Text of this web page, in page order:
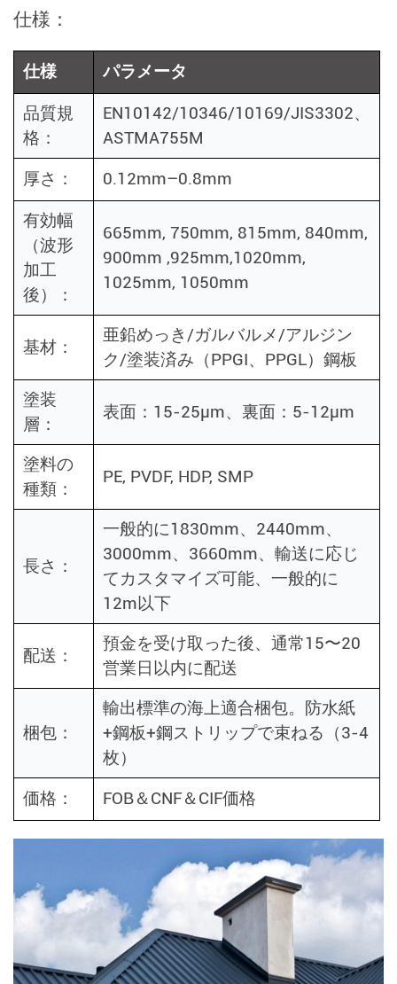
仕様：
仕様 パラメータ
品質規
格：
EN10142/10346/10169/JIS3302、
ASTMA755M
厚さ： 0.12mm–0.8mm
有効幅
（波形
加工
後）：
665mm, 750mm, 815mm, 840mm,
900mm ,925mm,1020mm,
1025mm, 1050mm
基材：
亜鉛めっき/ガルバルメ/アルジン
ク/塗装済み（PPGI、PPGL）鋼板
塗装
層：
表面：15-25μm、裏面：5-12μm
塗料の
種類：
PE, PVDF, HDP, SMP
長さ：
一般的に1830mm、2440mm、
3000mm、3660mm、輸送に応じ
てカスタマイズ可能、一般的に
12m以下
配送：
預金を受け取った後、通常15〜20
営業日以内に配送
梱包：
輸出標準の海上適合梱包。防水紙
+鋼板+鋼ストリップで束ねる（3-4
枚）
価格： FOB＆CNF＆CIF価格